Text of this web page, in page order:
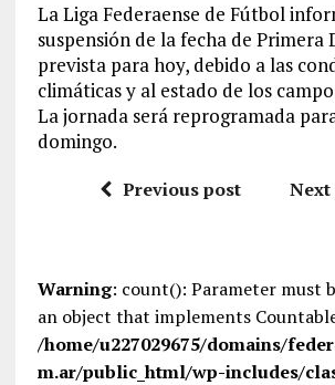
La Liga Federaense de Fútbol
suspensión de la fecha de Primera
prevista para hoy, debido a las
climáticas y al estado de los
La jornada será reprogramada
domingo.
Previous post Next
Warning: count(): Parameter must
an object that implements
/home/u227029675/domains/
m.ar/public_html/wp-includes/